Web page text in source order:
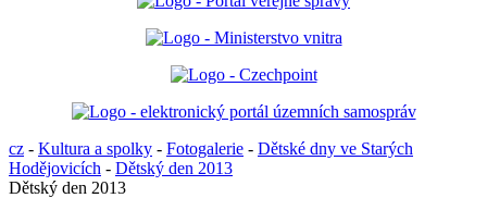
cz - Kultura a spolky - Fotogalerie - Dětské dny ve Starých
Hodějovicích - Dětský den 2013
Dětský den 2013